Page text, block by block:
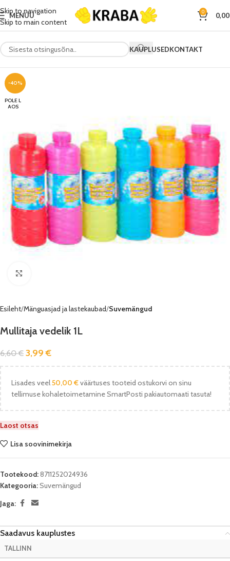
Skip to navigation
Skip to main content
MENÜÜ 0
KAUPLUSEDKONTAKT
-40%
POLE L
AOS
Esileht Mänguasjad ja lastekaubad Suvemängud
Mullitaja vedelik 1L
6,60€ 3,99€
Lisades veel50,00 €väärtuses tooteid ostukorvi on sinu
tellimuse kohaletoimetamine SmartPosti pakiautomaati tasuta!
Laost otsas
Lisa soovinimekirja
Tootekood:8711252024936
Kategooria:Suvemängud
Jaga:
Saadavus kauplustes
TALLINN